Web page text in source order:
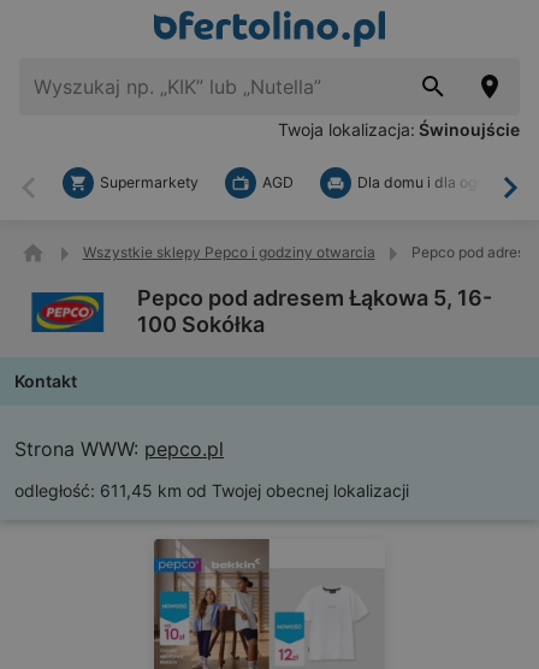
Twoja lokalizacja: Świnoujście
Wstecz
Supermarkety AGD Dla domu i dla ogrodu
Wszystkie sklepy Pepco i godziny otwarcia Pepco pod
Pepco pod adresem Łąkowa 5, 16-
100 Sokółka
Kontakt
Strona WWW: pepco.pl
odległość: 611,45 km od Twojej obecnej lokalizacji